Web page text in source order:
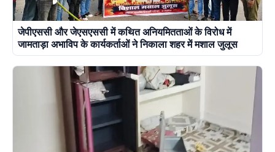
जेपीएससी और जेएसएससी में कथित अनियमितताओं के विरोध में
जामताड़ा अभाविप के कार्यकर्ताओं ने निकाला शहर में मशाल जुलूस